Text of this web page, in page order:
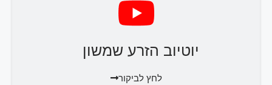
יוטיוב הזרע שמשון
לחץ לביקור